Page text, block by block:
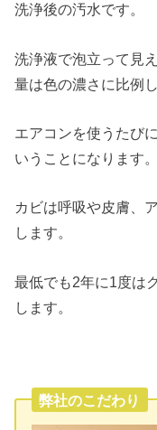
洗浄後の汚水です。
洗浄液で泡立って見
量は色の濃さに比例し
エアコンを使うたび
いうことになります。
カビは呼吸や皮膚、
します。
最低でも2年に1度は
します。
弊社のこだわり